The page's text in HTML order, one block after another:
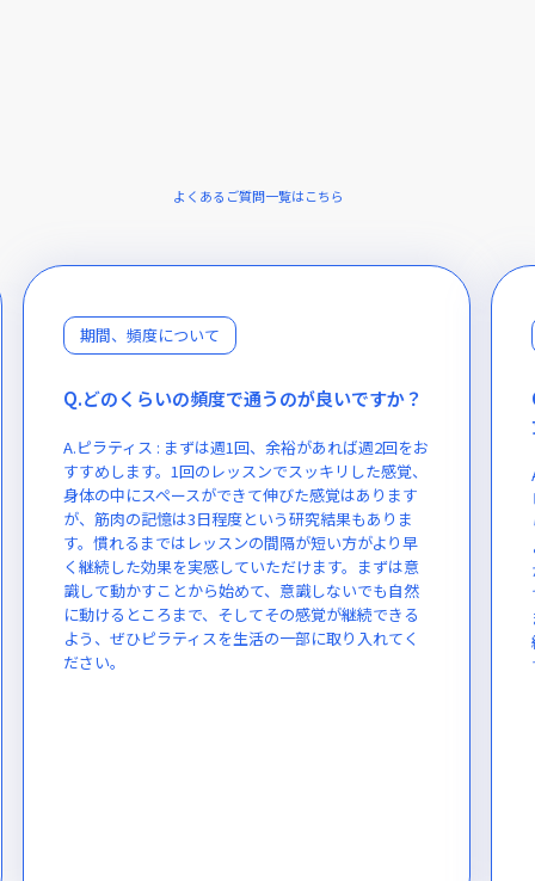
よくあるご質問一覧はこちら
期間、頻度について
Q.どのくらいの頻度で通うのが良いですか？
A.ピラティス : まずは週1回、余裕があれば週2回をお
すすめします。1回のレッスンでスッキリした感覚、
身体の中にスペースができて伸びた感覚はあります
が、筋肉の記憶は3日程度という研究結果もありま
す。慣れるまではレッスンの間隔が短い方がより早
く継続した効果を実感していただけます。まずは意
識して動かすことから始めて、意識しないでも自然
に動けるところまで、そしてその感覚が継続できる
よう、ぜひピラティスを生活の一部に取り入れてく
ださい。